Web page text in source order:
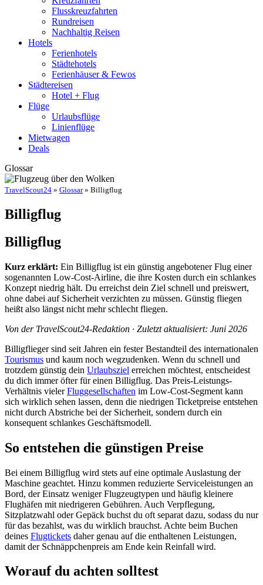
Flusskreuzfahrten
Rundreisen
Nachhaltig Reisen
Hotels
Ferienhotels
Städtehotels
Ferienhäuser & Fewos
Städtereisen
Hotel + Flug
Flüge
Urlaubsflüge
Linienflüge
Mietwagen
Deals
Glossar
TravelScout24 » Glossar» Billigflug
Billigflug
Billigflug
Kurz erklärt: Ein Billigflug ist ein günstig angebotener Flug einer
sogenannten Low-Cost-Airline, die ihre Kosten durch ein schlankes
Konzept niedrig hält. Du erreichst dein Ziel schnell und preiswert,
ohne dabei auf Sicherheit verzichten zu müssen. Günstig fliegen
heißt also längst nicht mehr schlecht fliegen.
Von der TravelScout24-Redaktion · Zuletzt aktualisiert: Juni 2026
Billigflieger sind seit Jahren ein fester Bestandteil des internationalen
Tourismus und kaum noch wegzudenken. Wenn du schnell und
trotzdem günstig dein Urlaubsziel erreichen möchtest, entscheidest
du dich immer öfter für einen Billigflug. Das Preis-Leistungs-
Verhältnis vielerFluggesellschaften im Low-Cost-Segment kann
sich wirklich sehen lassen, denn die niedrigen Ticketpreise entstehen
nicht durch Abstriche bei der Sicherheit, sondern durch ein
konsequent schlankes Geschäftsmodell.
So entstehen die günstigen Preise
Bei einem Billigflug wird stets auf eine optimale Auslastung der
Maschine geachtet. Hinzu kommen reduzierte Serviceleistungen an
Bord, der Einsatz weniger Flugzeugtypen und häufig kleinere
Flughäfen mit niedrigeren Gebühren. Auch Verpflegung,
Sitzplatzwahl oder Gepäck buchst du oft separat dazu, sodass du nur
für das bezahlst, was du wirklich brauchst. Achte beim Buchen
deines Flugtickets daher genau auf die enthaltenen Leistungen,
damit der Schnäppchenpreis am Ende kein Reinfall wird.
Worauf du achten solltest